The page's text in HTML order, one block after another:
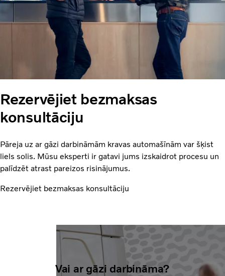
Rezervējiet bezmaksas
konsultāciju
Pāreja uz ar gāzi darbināmām kravas automašīnām var šķist
liels solis. Mūsu eksperti ir gatavi jums izskaidrot procesu un
palīdzēt atrast pareizos risinājumus.
Rezervējiet bezmaksas konsultāciju
Vai ar gāzi darbināma?